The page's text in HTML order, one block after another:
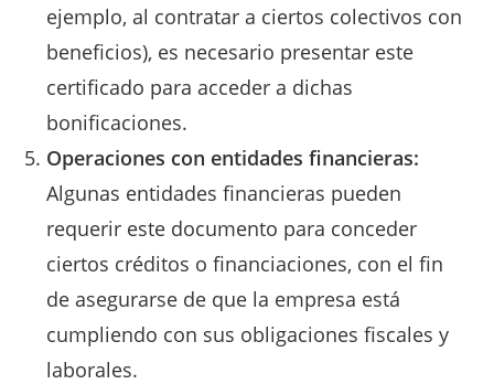
ejemplo, al contratar a ciertos colectivos con
beneficios), es necesario presentar este
certificado para acceder a dichas
bonificaciones.
Operaciones con entidades financieras:
Algunas entidades financieras pueden
requerir este documento para conceder
ciertos créditos o financiaciones, con el fin
de asegurarse de que la empresa está
cumpliendo con sus obligaciones fiscales y
laborales.